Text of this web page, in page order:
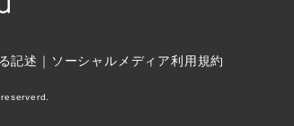
記述 ｜ ソーシャルメディア利用規約